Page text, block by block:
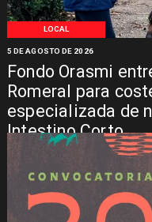
LOCAL
Fondo Orasmi
Romeral para
especializada de
Intestino Corto
5 DE AGOSTO DE 2026